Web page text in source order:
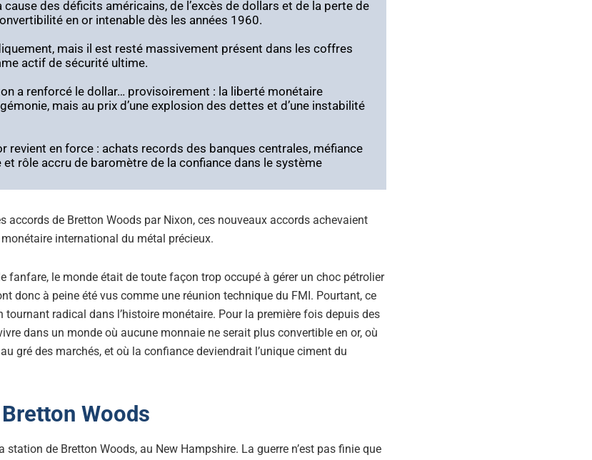
cause des déficits américains, de l’excès de dollars et de la perte de
en or intenable dès les années 1960.
mais il est resté massivement présent dans les coffres
actif de sécurité ultime.
a renforcé le dollar… provisoirement : la liberté monétaire
mais au prix d’une explosion des dettes et d’une instabilité
revient en force : achats records des banques centrales, méfiance
rôle accru de baromètre de la confiance dans le système
accords de Bretton Woods par Nixon, ces nouveaux accords achevaient
international du métal précieux.
fanfare, le monde était de toute façon trop occupé à gérer un choc pétrolier
donc à peine été vus comme une réunion technique du FMI. Pourtant, ce
tournant radical dans l’histoire monétaire. Pour la première fois depuis des
dans un monde où aucune monnaie ne serait plus convertible en or, où
gré des marchés, et où la confiance deviendrait l’unique ciment du
Woods
de Bretton Woods, au New Hampshire. La guerre n’est pas finie que